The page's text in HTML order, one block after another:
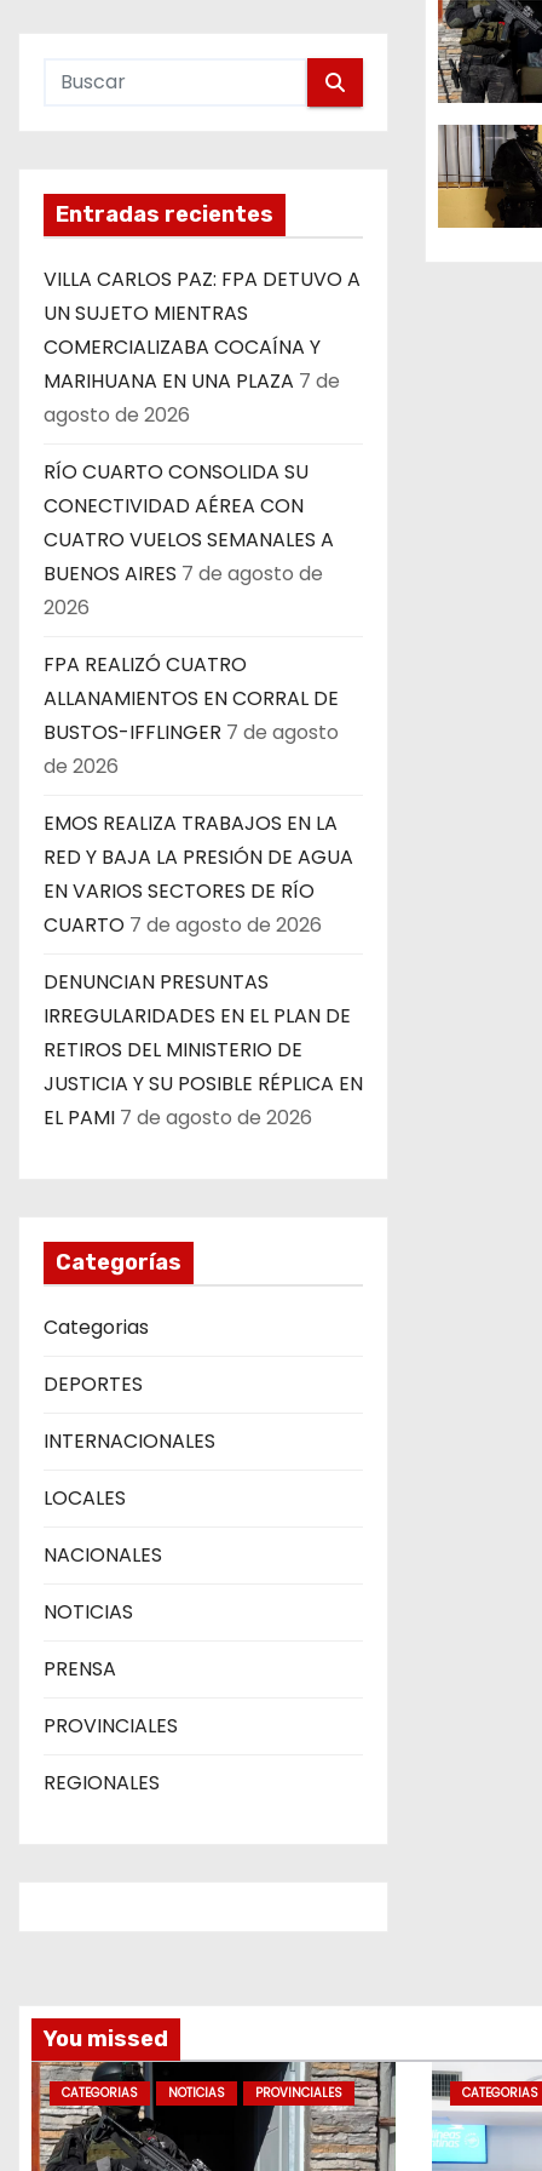
Entradas recientes
VILLA CARLOS PAZ: FPA DETUVO A
UN SUJETO MIENTRAS
COMERCIALIZABA COCAÍNA Y
MARIHUANA EN UNA PLAZA 7 de
agosto de 2026
RÍO CUARTO CONSOLIDA SU
CONECTIVIDAD AÉREA CON
CUATRO VUELOS SEMANALES A
BUENOS AIRES 7 de agosto de
2026
FPA REALIZÓ CUATRO
ALLANAMIENTOS EN CORRAL DE
BUSTOS-IFFLINGER 7 de agosto
de 2026
EMOS REALIZA TRABAJOS EN LA
RED Y BAJA LA PRESIÓN DE AGUA
EN VARIOS SECTORES DE RÍO
CUARTO 7 de agosto de 2026
DENUNCIAN PRESUNTAS
IRREGULARIDADES EN EL PLAN DE
RETIROS DEL MINISTERIO DE
JUSTICIA Y SU POSIBLE RÉPLICA EN
EL PAMI 7 de agosto de 2026
Categorías
Categorias
DEPORTES
INTERNACIONALES
LOCALES
NACIONALES
NOTICIAS
PRENSA
PROVINCIALES
REGIONALES
n
d
e
e
You missed
CATEGORIAS NOTICIAS PROVINCIALES CATEGORIAS